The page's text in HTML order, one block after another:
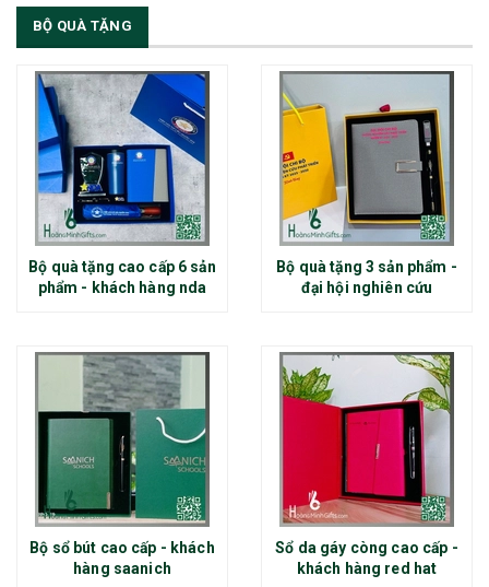
BỘ QUÀ TẶNG
Bộ quà tặng cao cấp 6 sản
phẩm - khách hàng nda
Bộ quà tặng 3 sản phẩm -
đại hội nghiên cứu
Bộ sổ bút cao cấp - khách
hàng saanich
Sổ da gáy còng cao cấp -
khách hàng red hat